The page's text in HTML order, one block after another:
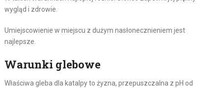
wygląd i zdrowie.
Umiejscowienie w miejscu z dużym nasłonecznieniem jest
najlepsze.
Warunki glebowe
Właściwa gleba dla katalpy to żyzna, przepuszczalna z pH od